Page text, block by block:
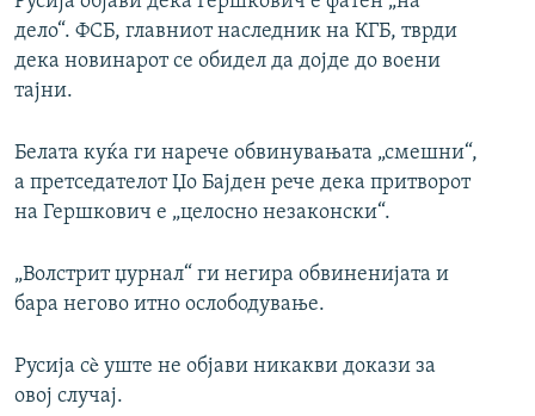
дело“. ФСБ, главниот наследник на КГБ, тврди
дека новинарот се обидел да дојде до воени
тајни.
Белата куќа ги нарече обвинувањата „смешни“,
а претседателот Џо Бајден рече дека притворот
на Гершкович е „целосно незаконски“.
„Волстрит џурнал“ ги негира обвиненијата и
бара негово итно ослободување.
Русија сè уште не објави никакви докази за
овој случај.